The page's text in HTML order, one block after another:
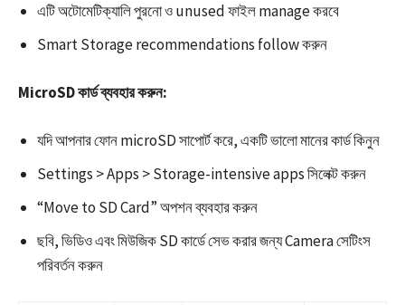
এটি অটোমেটিক্যালি পুরনো ও unused ফাইল manage করবে
Smart Storage recommendations follow করুন
MicroSD কার্ড ব্যবহার করুন:
যদি আপনার ফোন microSD সাপোর্ট করে, একটি ভালো মানের কার্ড কিনুন​
Settings > Apps > Storage-intensive apps সিলেক্ট করুন
“Move to SD Card” অপশন ব্যবহার করুন​
ছবি, ভিডিও এবং মিউজিক SD কার্ডে সেভ করার জন্য Camera সেটিংস
পরিবর্তন করুন